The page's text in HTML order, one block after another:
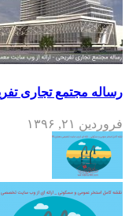
رساله مجتمع تجاری
فروردین ۲۱, ۱۳۹۶